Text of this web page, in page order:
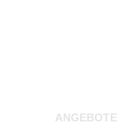
ANGEBOTE